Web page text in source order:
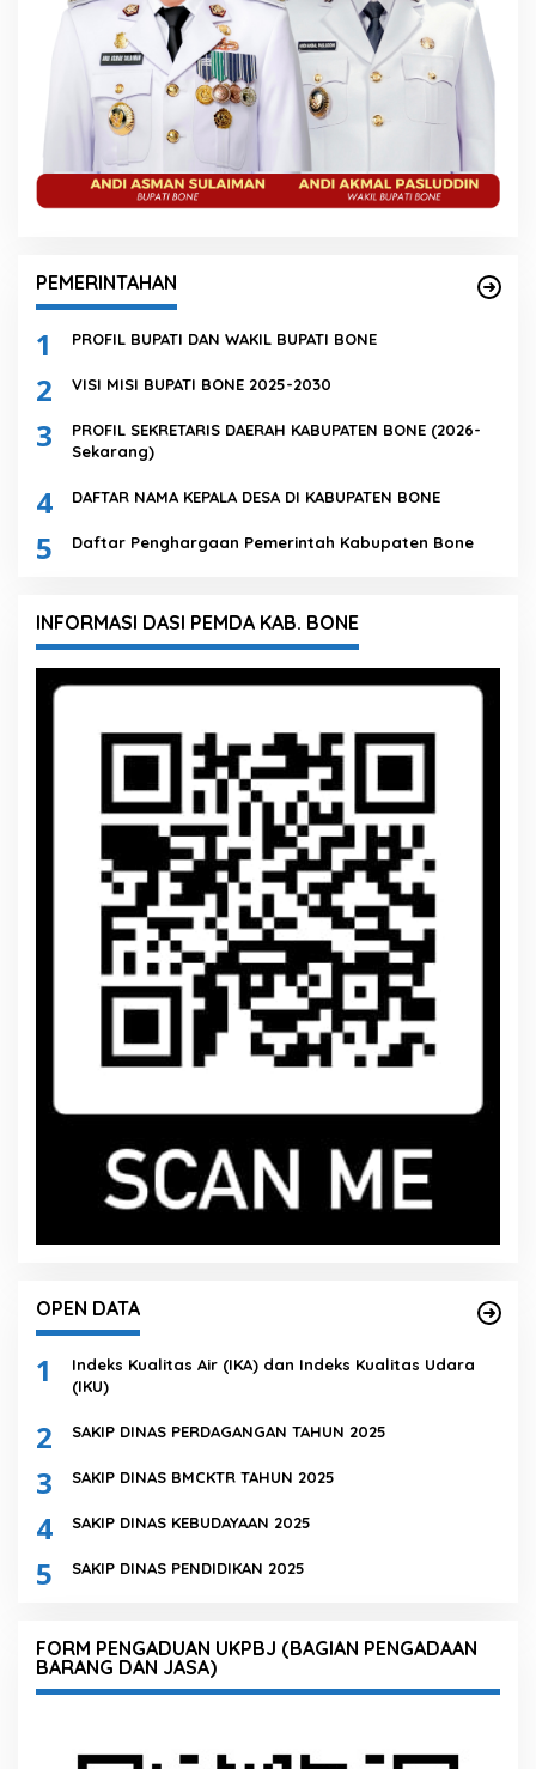
PEMERINTAHAN
1 PROFIL BUPATI DAN WAKIL BUPATI BONE
2 VISI MISI BUPATI BONE 2025-2030
3
PROFIL SEKRETARIS DAERAH KABUPATEN BONE (2026-
Sekarang)
4 DAFTAR NAMA KEPALA DESA DI KABUPATEN BONE
5 Daftar Penghargaan Pemerintah Kabupaten Bone
INFORMASI DASI PEMDA KAB. BONE
OPEN DATA
1
Indeks Kualitas Air (IKA) dan Indeks Kualitas Udara
(IKU)
2 SAKIP DINAS PERDAGANGAN TAHUN 2025
3 SAKIP DINAS BMCKTR TAHUN 2025
4 SAKIP DINAS KEBUDAYAAN 2025
5 SAKIP DINAS PENDIDIKAN 2025
FORM PENGADUAN UKPBJ (BAGIAN PENGADAAN
BARANG DAN JASA)